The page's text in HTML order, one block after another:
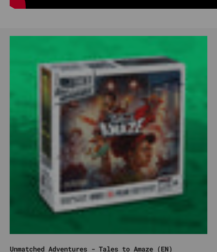
Unmatched Adventures - Tales to Amaze (EN)